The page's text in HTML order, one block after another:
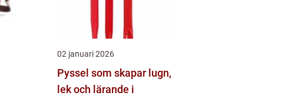
02 januari 2026
Pyssel som skapar lugn,
lek och lärande i